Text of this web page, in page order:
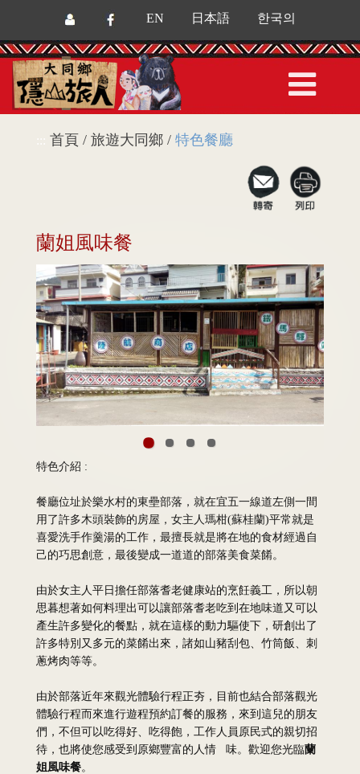
EN 日本語 한국의
首頁 / 旅遊大同鄉 / 特色餐廳
蘭姐風味餐
特色介紹 :
餐廳位址於樂水村的東壘部落，就在宜五一線道左側一間
用了許多木頭裝飾的房屋，女主人瑪柑(蘇桂蘭)平常就是
喜愛洗手作羹湯的工作，最擅長就是將在地的食材經過自
己的巧思創意，最後變成一道道的部落美食菜餚。
由於女主人平日擔任部落耆老健康站的烹飪義工，所以朝
思暮想著如何料理出可以讓部落耆老吃到在地味道又可以
產生許多變化的餐點，就在這樣的動力驅使下，研創出了
許多特別又多元的菜餚出來，諸如山豬刮包、竹筒飯、刺
蔥烤肉等等。
由於部落近年來觀光體驗行程正夯，目前也結合部落觀光
體驗行程而來進行遊程預約訂餐的服務，來到這兒的朋友
們，不但可以吃得好、吃得飽，工作人員原民式的親切招
待，也將使您感受到原鄉豐富的人情 味。歡迎您光臨蘭
姐風味餐。